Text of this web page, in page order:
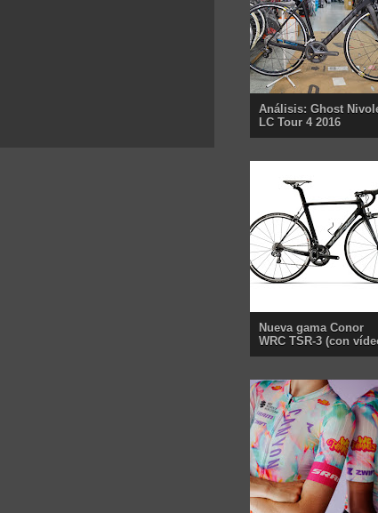
Análisis: Ghost
LC Tour 4 2016
Nueva gama Conor
WRC TSR-3 (con